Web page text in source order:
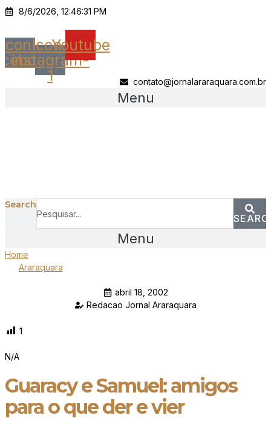
Ir
o
conteúdo
8/6/2026, 12:46:31 PM
Icon-Icon-
instagram-
1
Youtube
contato@jornalararaquara.com.br
Menu
Search
Menu
Home
Araraquara
abril 18, 2002
Redacao Jornal Araraquara
1
N/A
Guaracy e Samuel: amigos
para o que der e vier